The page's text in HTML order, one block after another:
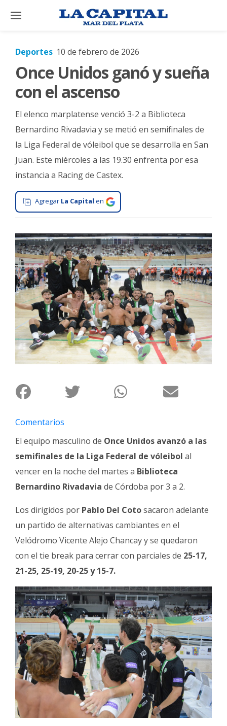
×
El
Mundo
La
Zona
Cultura
Gastronomía
Interés
General
La
Ciudad
Deportes
Arte
y
Espectáculos
Policiales
Fotos
Familia
Clasificados
Fúnebres
Deportes 10 de febrero de 2026
Once Unidos ganó y sueña
con el ascenso
El elenco marplatense venció 3-2 a Biblioteca
Bernardino Rivadavia y se metió en semifinales de
la Liga Federal de vóleibol que se desarrolla en San
Juan. Este miércoles a las 19.30 enfrenta por esa
instancia a Racing de Castex.
Agregar La Capital en
Comentarios
El equipo masculino de Once Unidos avanzó a las
semifinales de la Liga Federal de vóleibol al
vencer en la noche del martes a Biblioteca
Bernardino Rivadavia de Córdoba por 3 a 2.
Los dirigidos por Pablo Del Cotosacaron adelante
un partido de alternativas cambiantes en el
Velódromo Vicente Alejo Chancay y se quedaron
con el tie break para cerrar con parciales de 25-17,
21-25, 25-19, 20-25 y 15-7.